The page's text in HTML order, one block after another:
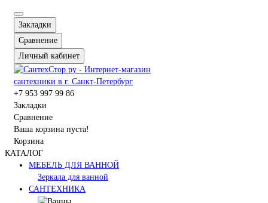
Закладки
Сравнение
Личный кабинет
+7 953 997 99 86
Закладки
Сравнение
Ваша корзина пуста!
Корзина
КАТАЛОГ
МЕБЕЛЬ ДЛЯ ВАННОЙ
Зеркала для ванной
САНТЕХНИКА